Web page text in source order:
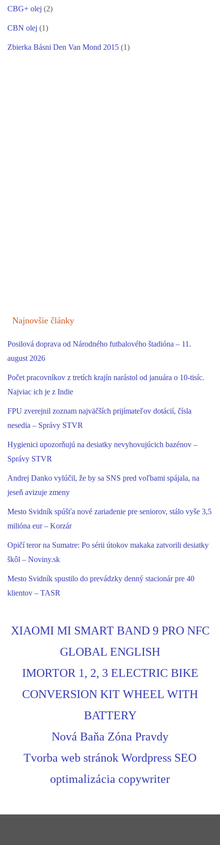
CBG+ olej (2)
CBN olej (1)
Zbierka Básni Den Van Mond 2015 (1)
Najnovšie články
Posilová doprava od Národného futbalového štadióna – 11.
august 2026
Počet pracovníkov z tretích krajín narástol od januára o 10-tisíc.
Najviac ich je z Indie
FPU zverejnil zoznam najväčších prijímateľov dotácií, čísla
nesedia – Správy STVR
Hygienici upozorňujú na desiatky nevyhovujúcich bazénov –
Správy STVR
Andrej Danko vylúčil, že by sa SNS pred voľbami spájala, na
jeseň avizuje zmeny
Mesto Svidník spúšťa nové zariadenie pre seniorov, stálo vyše 3,5
milióna eur – Korzár
Opičí teror na Sumatre: Po sérii útokov makaka zatvorili desiatky
škôl – Noviny.sk
Mesto Svidník spustilo do prevádzky denný stacionár pre 40
klientov – TASR
XIAOMI MI SMART BAND 9 PRO NFC
GLOBAL ENGLISH
IMORTOR 1, 2, 3 ELECTRIC BIKE
CONVERSION KIT WHEEL WITH
BATTERY
Nová Baňa Zóna Pravdy
Tvorba web stránok Wordpress SEO
optimalizácia copywriter